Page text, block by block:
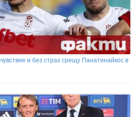
и без страх срещу Панатинайкос в